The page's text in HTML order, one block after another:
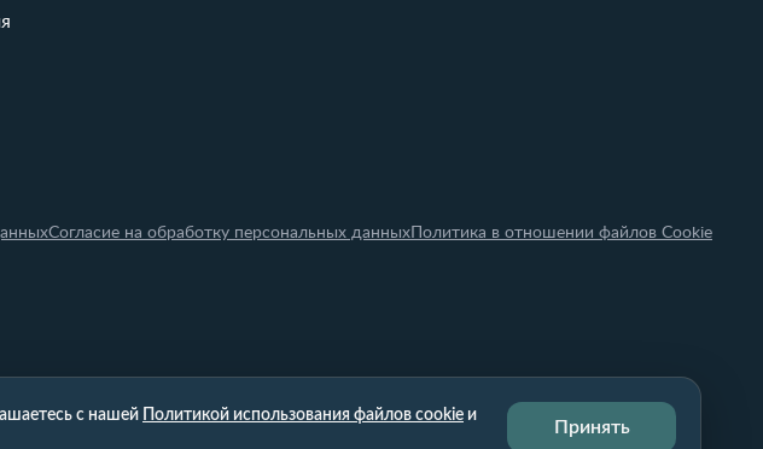
Согласие на обработку персональных данныхПолитика в отношении файлов Cookie
с нашей Политикой использования файлов cookie и
Принять